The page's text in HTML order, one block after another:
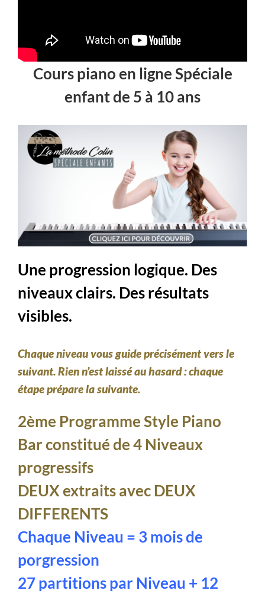
Cours piano en ligne Spéciale
enfant de 5 à 10 ans
Une progression logique. Des
niveaux clairs. Des résultats
visibles.
Chaque niveau vous guide précisément vers le
suivant. Rien n’est laissé au hasard : chaque
étape prépare la suivante.
2ème Programme Style Piano
Bar constitué de 4 Niveaux
progressifs
DEUX extraits avec DEUX
DIFFERENTS
Chaque Niveau = 3 mois de
porgression
27 partitions par Niveau + 12